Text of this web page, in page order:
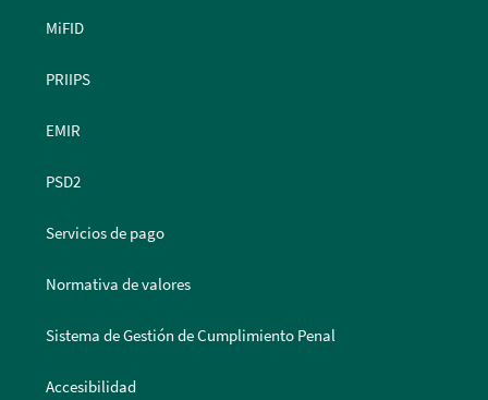
MiFID
PRIIPS
EMIR
PSD2
Servicios de pago
Normativa de valores
Sistema de Gestión de Cumplimiento Penal
Accesibilidad